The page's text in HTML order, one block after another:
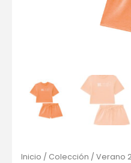
Inicio / Colección / Verano